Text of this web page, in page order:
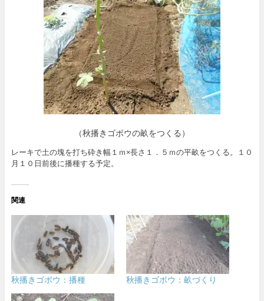
（秋播きゴボウの畝をつくる）
レーキで土の塊を打ち砕き幅１ｍ×長さ１．５ｍの平畝をつくる。１０
月１０日前後に播種する予定。
関連
秋播きゴボウ：播種 秋播きゴボウ：畝づくり